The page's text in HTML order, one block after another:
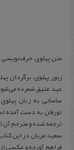
متن پهلوی، حرف‌نویسی
زبور پهلوی، برگردان
عهد عتیق شمرده
ساسانی به زبان
تورفان به دست آمده
ترجمه شده و مترجم آن
سعید عریان در این
فراهم آورده و عكسی